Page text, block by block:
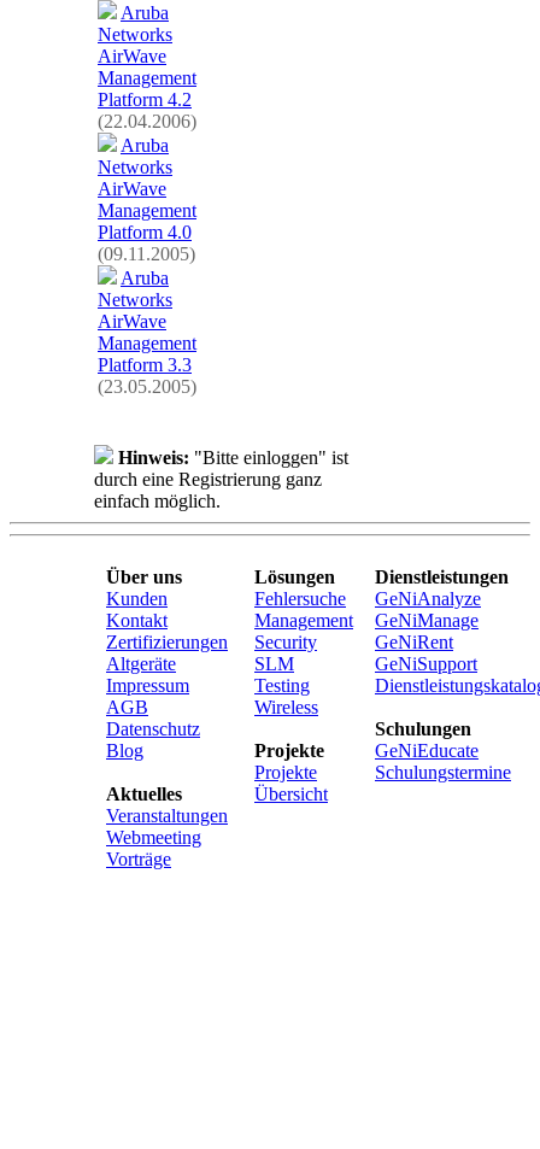
Aruba
Networks
AirWave
Management
Platform 4.2
(22.04.2006)
Aruba
Networks
AirWave
Management
Platform 4.0
(09.11.2005)
Aruba
Networks
AirWave
Management
Platform 3.3
(23.05.2005)
Hinweis: "Bitte einloggen" ist
durch eine Registrierung ganz
einfach möglich.
Über uns
Kunden
Kontakt
Zertifizierungen
Altgeräte
Impressum
AGB
Datenschutz
Blog
Aktuelles
Veranstaltungen
Webmeeting
Vorträge
Lösungen
Fehlersuche
Management
Security
SLM
Testing
Wireless
Projekte
Projekte
Übersicht
Dienstleistungen
GeNiAnalyze
GeNiManage
GeNiRent
GeNiSupport
Schulungen
GeNiEducate
Schulungstermine